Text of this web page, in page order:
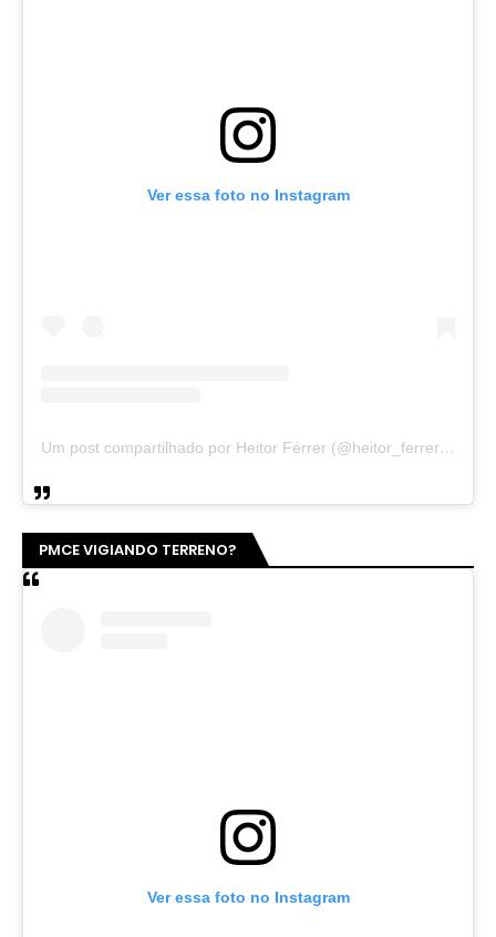
Ver essa foto no Instagram
Um post compartilhado por Heitor Férrer (@heitor_ferrer77)
PMCE VIGIANDO TERRENO?
Ver essa foto no Instagram